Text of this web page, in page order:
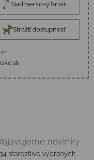
Nadmerkový ťahák
Strážiť dostupnosť
novinky
34 starostlivo vybraných